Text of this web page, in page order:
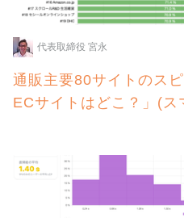
代表取締役 宮永
通販主要80サイトのス
ECサイトはどこ？」(ス